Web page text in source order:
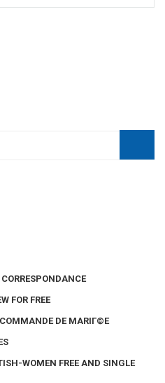
FOR FREE
COMMANDE DE MARIГ©E
WOMEN FREE AND SINGLE